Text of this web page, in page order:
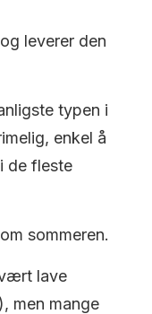
leverer den
typen i
enkel å
de fleste
sommeren.
lave
men mange